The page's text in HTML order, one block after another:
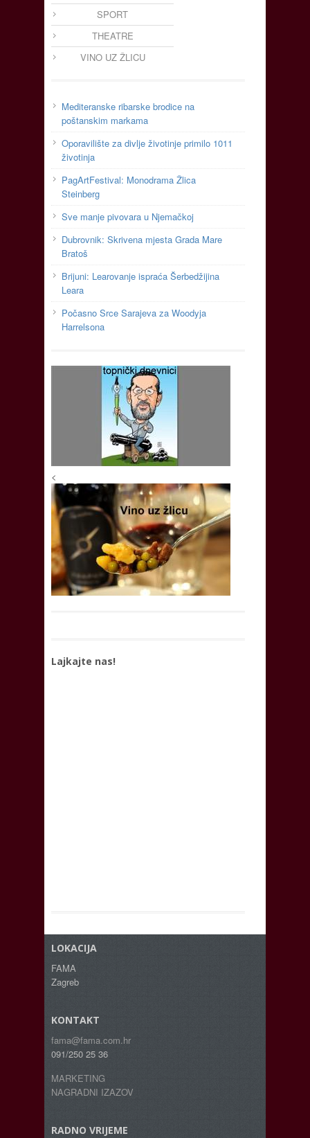
SPORT
THEATRE
VINO UZ ŽLICU
Mediteranske ribarske brodice na
poštanskim markama
Oporavilište za divlje životinje primilo 1011
životinja
PagArtFestival: Monodrama Žlica
Steinberg
Sve manje pivovara u Njemačkoj
Dubrovnik: Skrivena mjesta Grada Mare
Bratoš
Brijuni: Learovanje ispraća Šerbedžijina
Leara
Počasno Srce Sarajeva za Woodyja
Harrelsona
<
Lajkajte nas!
LOKACIJA
FAMA
Zagreb
KONTAKT
fama@fama.com.hr
091/250 25 36
MARKETING
NAGRADNI IZAZOV
RADNO VRIJEME